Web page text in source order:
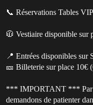
📞 Réservations Tables
🧥 Vestiaire disponible sur
📍 Entrées disponibles sur
🎫 Billeterie sur place 10€
*** IMPORTANT *** Par
demandons de patienter